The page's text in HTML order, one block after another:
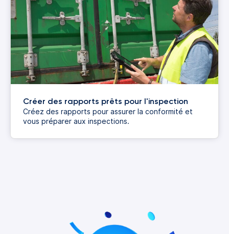
Créer des rapports prêts pour l'inspection
Créez des rapports pour assurer la conformité et
vous préparer aux inspections.